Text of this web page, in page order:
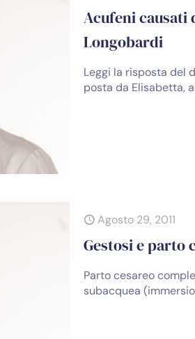
Acufeni causati
Longobardi
Leggi la risposta del
posta da Elisabetta,
Agosto 29, 2011
Gestosi e parto
Parto cesareo
subacquea